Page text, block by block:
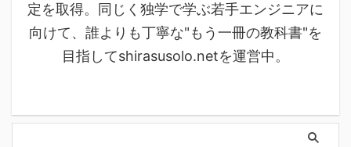
定を取得。同じく独学で学ぶ若手エンジニアに
向けて、誰よりも丁寧な"もう一冊の教科書"を
目指してshirasusolo.netを運営中。